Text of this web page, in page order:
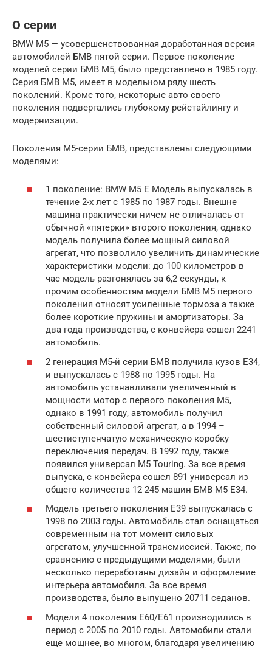
О серии
BMW M5 — усовершенствованная доработанная версия
автомобилей БМВ пятой серии. Первое поколение
моделей серии БМВ М5, было представлено в 1985 году.
Серия БМВ М5, имеет в модельном ряду шесть
поколений. Кроме того, некоторые авто своего
поколения подвергались глубокому рейстайлингу и
модернизации.
Поколения М5-серии БМВ, представлены следующими
моделями:
1 поколение: BMW M5 E Модель выпускалась в
течение 2-х лет с 1985 по 1987 годы. Внешне
машина практически ничем не отличалась от
обычной «пятерки» второго поколения, однако
модель получила более мощный силовой
агрегат, что позволило увеличить динамические
характеристики модели: до 100 километров в
час модель разгонялась за 6,2 секунды, к
прочим особенностям модели БМВ М5 первого
поколения относят усиленные тормоза а также
более короткие пружины и амортизаторы. За
два года производства, с конвейера сошел 2241
автомобиль.
2 генерация М5-й серии БМВ получила кузов Е34,
и выпускалась с 1988 по 1995 годы. На
автомобиль устанавливали увеличенный в
мощности мотор с первого поколения М5,
однако в 1991 году, автомобиль получил
собственный силовой агрегат, а в 1994 –
шестиступенчатую механическую коробку
переключения передач. В 1992 году, также
появился универсал M5 Touring. За все время
выпуска, с конвейера сошел 891 универсал из
общего количества 12 245 машин БМВ М5 Е34.
Модель третьего поколения Е39 выпускалась с
1998 по 2003 годы. Автомобиль стал оснащаться
современным на тот момент силовых
агрегатом, улучшенной трансмиссией. Также, по
сравнению с предыдущими моделями, были
несколько переработаны дизайн и оформление
интерьера автомобиля. За все время
производства, было выпущено 20711 седанов.
Модели 4 поколения E60/E61 производились в
период с 2005 по 2010 годы. Автомобили стали
еще мощнее, во многом, благодаря увеличению